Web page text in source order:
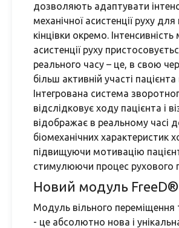
дозволяють адаптувати
механічної асистенції руху
кінцівки окремо. Інтенсивність
асистенції руху
реального часу – це, в свою
більш активній участі пацієнта
Інтегрована система
відслідковує ходу пацієнта і
відображає в реальному часі
біомеханічних характеристик
підвищуючи мотивацію
стимулюючи процес рухового
Новий модуль FreeD®
Модуль вільного переміщення
- це абсолютно нова і